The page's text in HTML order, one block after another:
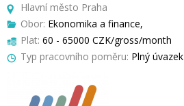
Hlavní město Praha
Obor: Ekonomika a finance,
Plat: 60 - 65000 CZK/gross/month
Typ pracovního poměru: Plný úvazek